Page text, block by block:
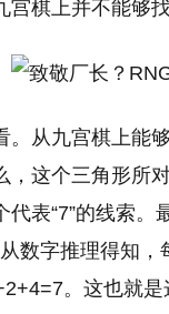
棋上并不能够找
。从九宫棋上能
这个三角形所
表“7”的线索
数字推理得知
。这也就是